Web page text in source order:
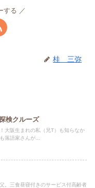
する
桂 三弥
検クルーズ
大阪生まれの私（兄T）も知らなか
落語家さんが...
。三食昼寝付きのサービス付高齢者